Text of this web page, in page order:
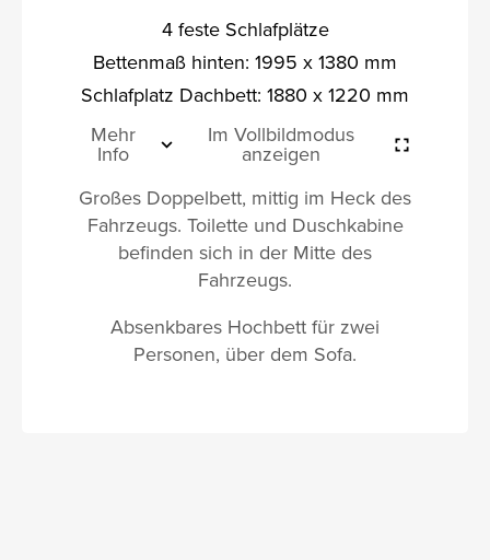
4 feste Schlafplätze
Bettenmaß hinten: 1995 x 1380 mm
Schlafplatz Dachbett: 1880 x 1220 mm
Mehr
Info
Im Vollbildmodus
anzeigen
Großes Doppelbett, mittig im Heck des
Fahrzeugs. Toilette und Duschkabine
befinden sich in der Mitte des
Fahrzeugs.
Absenkbares Hochbett für zwei
Personen, über dem Sofa.